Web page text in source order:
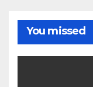
You missed